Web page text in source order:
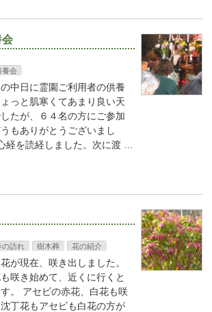
会
養会
中日に霊園ご利用者の供養
っと肌寒くてあまり良い天
たが、６４名の方にご参加
もありがとうございまし
を読経しました。次に渡 …
の訪れ 樹木葬 花の紹介
が現在、咲き出しました。
咲き始めて、近くに行くと
。 アセビの赤花、白花も咲
丁花もアセビも白花の方が